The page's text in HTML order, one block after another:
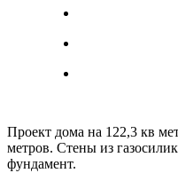
Проект дома на 122,3 кв
метров. Стены из
фундамент.